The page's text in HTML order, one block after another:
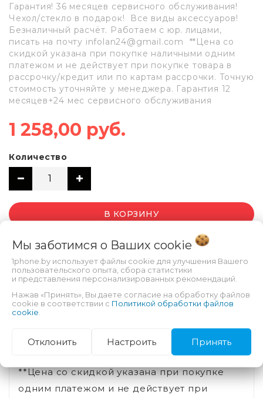
Гарантия! 36 месяцев сервисного обслуживания!
Чехол/стекло в подарок! Все виды аксессуаров!
Безналичный расчёт. Работаем с юр. лицами,
писать на почту infolan24@gmail.com **Цена со
скидкой указана при покупке наличными одним
платежом и не действует при покупке товара в
рассрочку/кредит или по картам рассрочки. Точную
стоимость уточняйте у менеджера. Гарантия 12
месяцев+24 мес сервисного обслуживания
1 258,00 руб.
Количество
В КОРЗИНУ
**Цена со скидкой указана при покупке
одним платежом и не действует при
Мы заботимся о Ваших cookie
1phone.by использует файлы cookie для улучшения Вашего
пользовательского опыта, сбора статистики
и представления персонализированных рекомендаций.
Нажав «Принять», Вы даете согласие на обработку файлов
cookie в соответствии с Политикой обработки файлов
cookie
Отклонить Настроить Принять